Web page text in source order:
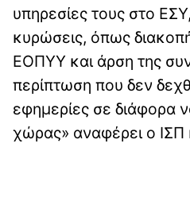
υπηρεσίες τους στο
κυρώσεις, όπως
ΕΟΠΥΥ και άρση της
περίπτωση που δεν
εφημερίες σε διάφορα
χώρας» αναφέρει ο ΙΣΠ